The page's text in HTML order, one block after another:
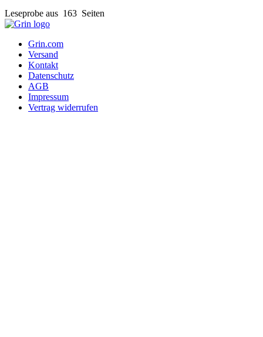
Leseprobe aus 163 Seiten
Grin.com
Versand
Kontakt
Datenschutz
AGB
Impressum
Vertrag widerrufen